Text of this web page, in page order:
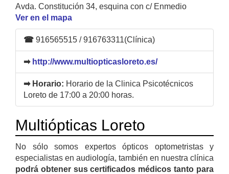
Avda. Constitución 34, esquina con c/ Enmedio
Ver en el mapa
☎ 916565515 / 916763311(Clínica)
➡ http://www.multiopticasloreto.es/
➡ Horario: Horario de la Clinica Psicotécnicos
Loreto de 17:00 a 20:00 horas.
Multiópticas Loreto
No sólo somos expertos ópticos optometristas y
especialistas en audiología, también en nuestra clínica
podrá obtener sus certificados médicos tanto para